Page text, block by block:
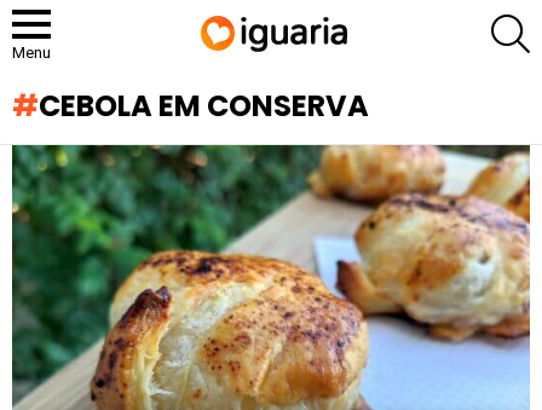
Menu
CEBOLA EM CONSERVA
RECOMENDADOS